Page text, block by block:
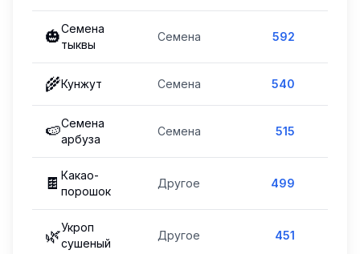
🎃Семена
тыквы
Семена 592
🌾Кунжут Семена 540
🍉Семена
арбуза
Семена 515
🍫 Какао-
порошок
Другое 499
🌿Укроп
сушеный
Другое 451